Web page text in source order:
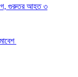
গুরুতর আহত ৩